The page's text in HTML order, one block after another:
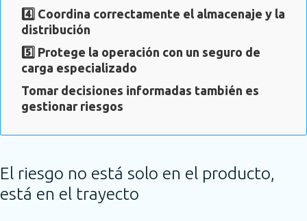
4️⃣ Coordina correctamente el almacenaje y la
distribución
5️⃣ Protege la operación con un seguro de
carga especializado
Tomar decisiones informadas también es
gestionar riesgos
El riesgo no está solo en el producto,
está en el trayecto